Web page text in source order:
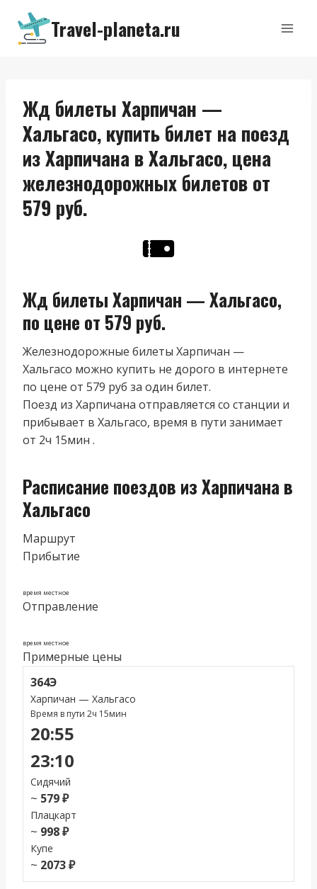
Перейти
содержимому
Travel-planeta.ru
Жд билеты Харпичан —
Хальгасо, купить билет на поезд
из Харпичана в Хальгасо, цена
железнодорожных билетов от
579 руб.
Жд билеты Харпичан — Хальгасо,
по цене от 579 руб.
Железнодорожные билеты Харпичан —
Хальгасо можно купить не дорого в интернете
по цене от 579 руб за один билет.
Поезд из Харпичана отправляется со станции и
прибывает в Хальгасо, время в пути занимает
от 2ч 15мин .
Расписание поездов из Харпичана в
Хальгасо
Маршрут
Прибытие
время местное
Отправление
время местное
Примерные цены
364Э
Харпичан — Хальгасо
Время в пути 2ч 15мин
20:55
23:10
Сидячий
~ 579 ₽
Плацкарт
~ 998 ₽
Купе
~ 2073 ₽